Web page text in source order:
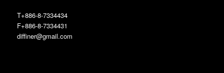
T+886-8-7334434
F+886-8-7334431
diffiner@gmail.com